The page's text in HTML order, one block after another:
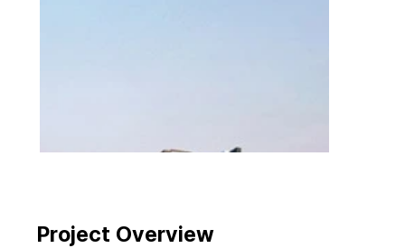
Project Overview